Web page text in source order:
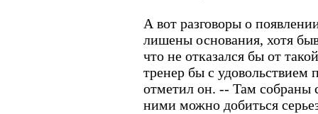
А вот разговоры о
лишены основания, хотя
что не отказался бы от
тренер бы с удовольствием
отметил он. -- Там собраны
ними можно добиться